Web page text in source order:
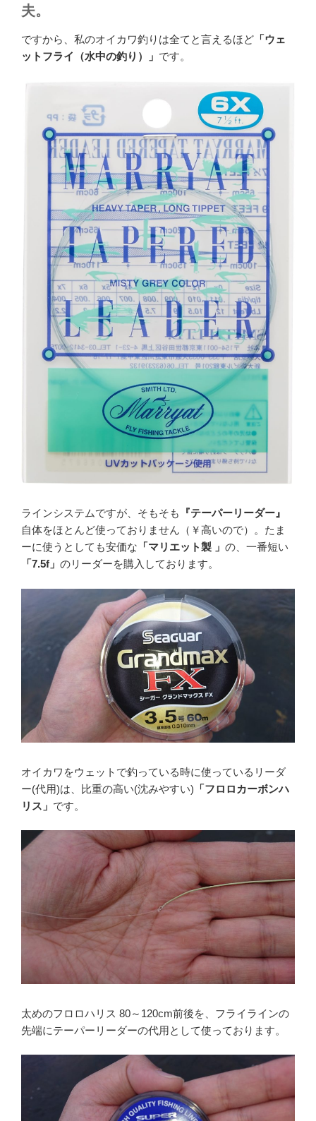
夫。
ですから、私のオイカワ釣りは全てと言えるほど 「ウェ
ットフライ（水中の釣り）」 です。
ラインシステムですが、そもそも
『テーパーリーダー』
自体をほとんど使っておりません（￥高いので）。たま
ーに使うとしても安価な 「マリエット製 」 の、一番短い
「7.5f」 のリーダーを購入しております。
オイカワをウェットで釣っている時に使っているリーダ
ー(代用)は、比重の高い(沈みやすい) 「フロロカーボンハ
リス」 です。
太めのフロロハリス 80～120cm前後を、フライラインの
先端にテーパーリーダーの代用として使っております。